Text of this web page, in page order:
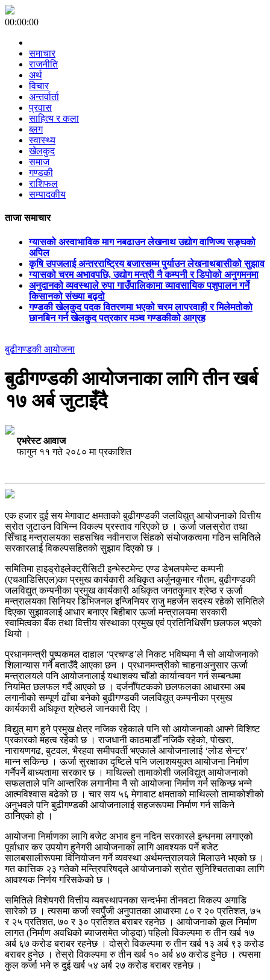
00:00:00
समाचार
राजनीति
अर्थ
विचार
अन्तर्वार्ता
प्रवास
साहित्य र कला
ब्लग
स्वास्थ्य
खेलकुद
समाज
गण्डकी
राशिफल
सम्पादकीय
ताजा समाचार
ग्यासको अस्वाभाविक माग नबढाउन लेखनाथ उद्योग वाणिज्य सङ्घको
अपिल
कृषि उपजलाई अन्तरराष्ट्रिय बजारसम्म पुर्याउन लेखनाथबासीको सुझाव
ग्यासको चरम अभावपछि, उद्योग मन्त्री नै कम्पनी र डिपोको अनुगमनमा
अनुदानको व्यवस्थाले रुपा गाउँपालिकामा व्यावसायिक पशुपालन गर्ने
किसानको संख्या बढ्दो
गण्डकी खेलकुद पदक वितरणमा भएको चरम लापरवाही र मिलेमतोको
छानबिन गर्न खेलकुद पत्रकार मञ्च गण्डकीको आग्रह
बुढीगण्डकी आयोजना
बुढीगण्डकी आयोजनाका लागि तीन खर्ब
१७ अर्ब जुटाइँदै
एभरेस्ट आवाज
फागुन ११ गते २०८० मा प्रकाशित
एक हजार दुई सय मेगावाट क्षमताको बुढीगण्डकी जलविद्युत् आयोजनाको वित्तीय
स्रोत जुटाउन विभिन्न विकल्प प्रस्ताव गरिएको छ । ऊर्जा जलस्रोत तथा
सिँचाइ मन्त्रालयका सहसचिव नवीनराज सिंहको संयोजकत्वमा गठिन समितिले
सरकारलाई विकल्पसहितको सुझाव दिएको छ ।
समितिमा हाइड्रोइलेक्ट्रीसिटी इन्भेस्टमेन्ट एण्ड डेभलपमेन्ट कम्पनी
(एचआडिसिएल)का प्रमुख कार्यकारी अधिकृत अर्जुनकुमार गौतम, बुढीगण्डकी
जलविद्युत् कम्पनीका प्रमुख कार्यकारी अधिकृत जगतकुुमार श्रेष्ठ र ऊर्जा
मन्त्रालयका सिनियर डिभिजनल इन्जिनियर राजु महर्जन सदस्य रहेको समितिले
दिएका सुझावलाई आधार बनाएर बिहीबार ऊर्जा मन्त्रालयमा सरकारी
स्वामित्वका बैंक तथा वित्तीय संस्थाका प्रमुख एवं प्रतिनिधिसँग छलफल भएको
थियो ।
प्रधानमन्त्री पुष्पकमल दाहाल ‘प्रचण्ड’ले निकट भविष्यमा नै सो आयोजनाको
शिलान्यास गर्ने बताउँदै आएका छन । प्रधानमन्त्रीको चाहनाअनुसार ऊर्जा
मन्त्रालयले पनि आयोजनालाई यथाशक्य चाँडो कार्यान्वयन गर्न सम्बन्धमा
नियमित छलफल गर्दै आएको छ । दर्जनौँपटकको छलफलका आधारमा अब
लगानीको सम्पूर्ण ढाँचा बनेको बुढीगण्डकी जलविद्युत् कम्पनीका प्रमुख
कार्यकारी अधिकृत श्रेष्ठले जानकारी दिए ।
विद्युत् माग हुने प्रमुख क्षेत्र नजिक रहेकाले पनि सो आयोजनाको आफ्ने विशिष्ट
प्रकारको महत्व रहेको छ । राजधानी काठमाडौँ नजिकै रहेको, पोखरा,
नारायणगढ, बुटवल, भैरहवा समीपवर्ती भएकाले आयोजनालाई ‘लोड सेन्टर’
मान्न सकिन्छ । ऊर्जा सुरक्षाका दृष्टिले पनि जलाशययुक्त आयोजना निर्माण
गर्नैपर्ने बाध्यतामा सरकार छ । माथिल्लो तामाकोशी जलविद्युत् आयोजनाको
सफलताले पनि आन्तरिक लगानीमा नै सो आयोजना निर्माण गर्न सकिन्छ भन्ने
आत्मविश्वास बढेको छ । चार सय ५६ मेगावाट क्षमताको माथिल्लो तामाकोशीको
अनुभवले पनि बुढीगण्डकी आयोजनालाई सहजरूपमा निर्माण गर्न सकिने
ठानिएको हो ।
आयोजना निर्माणका लागि बजेट अभाव हुन नदिन सरकारले इन्धनमा लगाएको
पूर्वाधार कर उपयोग हुनेगरी आयोजनाका लागि आवश्यक पर्ने बजेट
सालबसालीरूपमा विनियोजन गर्ने व्यवस्था अर्थमन्त्रालयले मिलाउने भएको छ ।
गत कात्तिक २३ गतेको मन्त्रिपरिषद्ले आयोजनाको स्रोत सुनिश्चितताका लागि
आवश्यक निर्णय गरिसकेको छ ।
समितिले विशेषगरी वित्तीय व्यवस्थापनका सन्दर्भमा तीनवटा विकल्प अगाडि
सारेको छ । त्यसमा कर्जा स्वपुँजी अनुपातका आधारमा ८० र २० प्रतिशत, ७५
र २५ प्रतिशत, ७० र ३० प्रतिशत बराबर रहनेछ । आयोजनाको कूल निर्माण
लागत (निर्माण अवधिको ब्याजसमेत जोड्दा) पहिलो विकल्पमा रु तीन खर्ब १७
अर्ब ६७ करोड बराबर रहनेछ । दोस्रो विकल्पमा रु तीन खर्ब १३ अर्ब ९३ करोड
बराबर हुनेछ । तेस्रो विकल्पमा रु तीन खर्ब १० अर्ब ४७ करोड हुनेछ । त्यसमा
कुल कर्जा भने रु दुई खर्ब ५४ अर्ब २७ करोड बराबर रहनेछ ।